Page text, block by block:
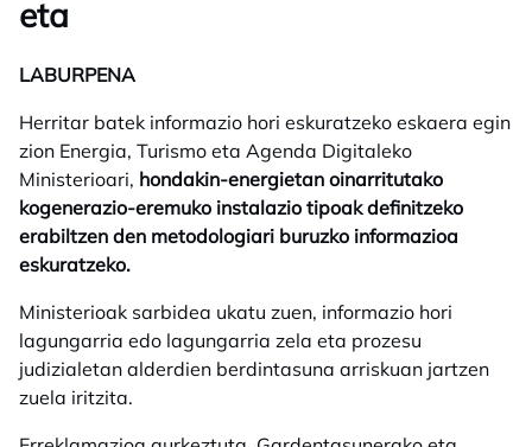
eta
LABURPENA
Herritar batek informazio hori eskuratzeko eskaera egin
zion Energia, Turismo eta Agenda Digitaleko
Ministerioari, hondakin-energietan oinarritutako
kogenerazio-eremuko instalazio tipoak definitzeko
erabiltzen den metodologiari buruzko informazioa
eskuratzeko.
Ministerioak sarbidea ukatu zuen, informazio hori
lagungarria edo lagungarria zela eta prozesu
judizialetan alderdien berdintasuna arriskuan jartzen
zuela iritzita.